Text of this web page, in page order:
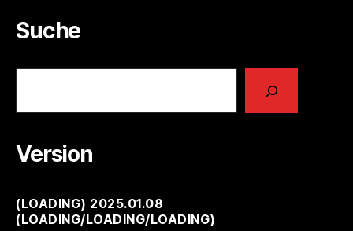
Suche
Version
(LOADING) 2025.01.08
(LOADING/LOADING/LOADING)